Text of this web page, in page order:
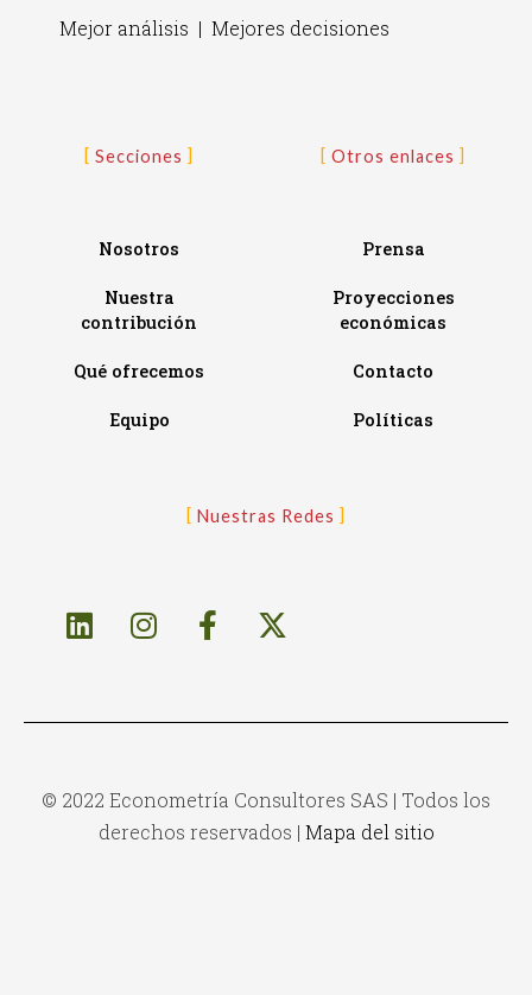
Mejor análisis | Mejores decisiones
Secciones
Nosotros
Nuestra
contribución
Qué ofrecemos
Equipo
Otros enlaces
Prensa
Proyecciones
económicas
Contacto
Políticas
Nuestras Redes
© 2022 Econometría Consultores SAS | Todos los
derechos reservados | Mapa del sitio